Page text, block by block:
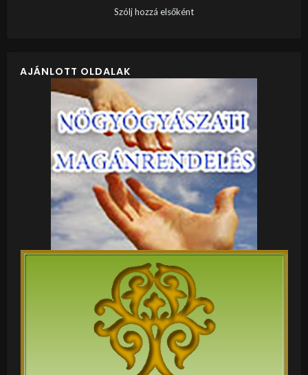
Szólj hozzá elsőként
AJÁNLOTT OLDALAK